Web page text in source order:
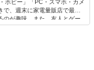
ホビー」「PC・スマホ・カメ
で、週末に家電量販店で最新
のが趣味。また、友人とゲー
トルやイベント情報もいち早